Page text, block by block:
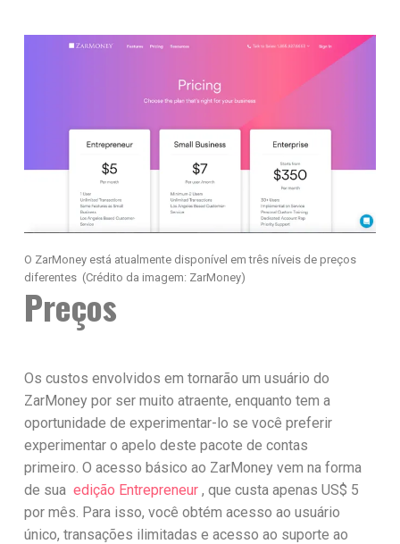
O ZarMoney está atualmente disponível em três níveis de preços
diferentes (Crédito da imagem: ZarMoney)
Preços
Os custos envolvidos em tornarão um usuário do
ZarMoney por ser muito atraente, enquanto tem a
oportunidade de experimentar-lo se você preferir
experimentar o apelo deste pacote de contas
primeiro. O acesso básico ao ZarMoney vem na forma
de suaedição Entrepreneur , que custa apenas US$ 5
por mês. Para isso, você obtém acesso ao usuário
único, transações ilimitadas e acesso ao suporte ao